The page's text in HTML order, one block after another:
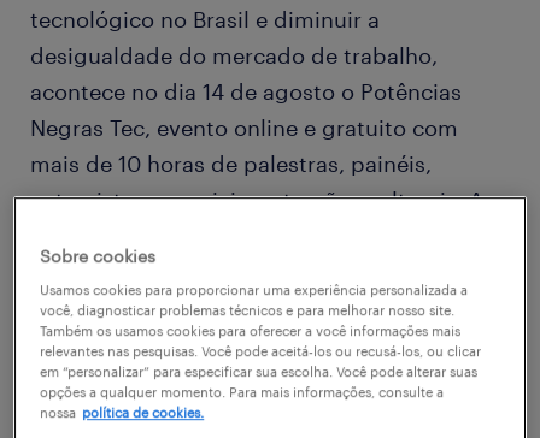
tecnológico no Brasil e diminuir a
desigualdade do mercado de trabalho,
acontece no dia 14 de agosto o Potências
Negras Tec, evento online e gratuito com
mais de 10 horas de palestras, painéis,
entrevistas especiais e atrações culturais. A
foco em diversidade, e pela consultoria de
diversidade e inclusão Ana Minuto. A
Randstad, líder global de soluções de RH,
terá um estande virtual para conversar com
os participantes sobre as mais de 200 vagas
Sobre cookies
Usamos cookies para proporcionar uma experiência personalizada a
você, diagnosticar problemas técnicos e para melhorar nosso site.
Também os usamos cookies para oferecer a você informações mais
relevantes nas pesquisas. Você pode aceitá-los ou recusá-los, ou clicar
em “personalizar” para especificar sua escolha. Você pode alterar suas
opções a qualquer momento. Para mais informações, consulte a
nossa política de cookies.